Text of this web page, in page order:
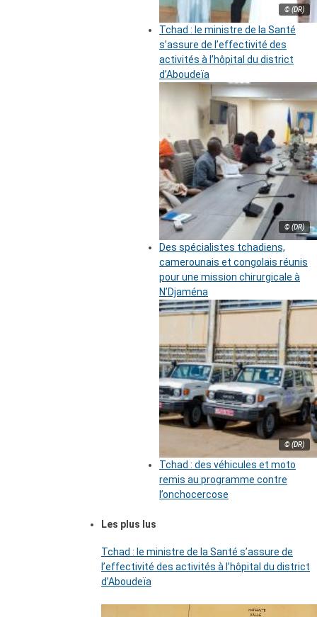
© (DR)
Tchad : le ministre de la Santé
s’assure de l’effectivité des
activités à l’hôpital du district
d’Aboudeïa
© (DR)
Des spécialistes tchadiens,
camerounais et congolais réunis
pour une mission chirurgicale à
N’Djaména
© (DR)
Tchad : des véhicules et moto
remis au programme contre
l’onchocercose
Les plus lus
Tchad : le ministre de la Santé s’assure de
l’effectivité des activités à l’hôpital du district
d’Aboudeïa